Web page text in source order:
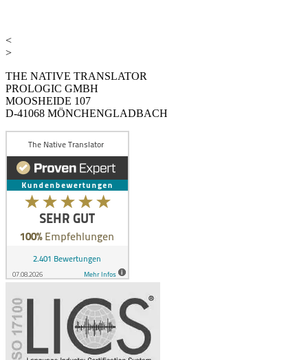
<
>
THE NATIVE TRANSLATOR
PROLOGIC GMBH
MOOSHEIDE 107
D-41068 MÖNCHENGLADBACH